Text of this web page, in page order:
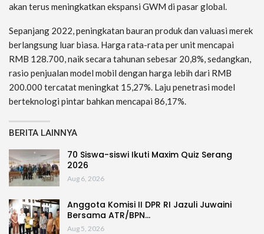
akan terus meningkatkan ekspansi GWM di pasar global.
Sepanjang 2022, peningkatan bauran produk dan valuasi merek
berlangsung luar biasa. Harga rata-rata per unit mencapai
RMB 128.700, naik secara tahunan sebesar 20,8%, sedangkan,
rasio penjualan model mobil dengan harga lebih dari RMB
200.000 tercatat meningkat 15,27%. Laju penetrasi model
berteknologi pintar bahkan mencapai 86,17%.
BERITA LAINNYA
70 Siswa-siswi Ikuti Maxim Quiz Serang
2026
Aug 6, 2026
Anggota Komisi II DPR RI Jazuli Juwaini
Bersama ATR/BPN…
Aug 5, 2026